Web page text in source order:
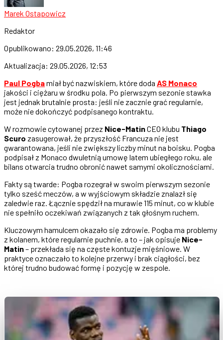
Marek Ostapowicz
Redaktor
Opublikowano: 29.05.2026, 11:46
Aktualizacja: 29.05.2026, 12:53
Paul Pogbamiał być nazwiskiem, które doda AS Monaco
jakości i ciężaru w środku pola. Po pierwszym sezonie stawka
jest jednak brutalnie prosta: jeśli nie zacznie grać regularnie,
może nie dokończyć podpisanego kontraktu.
W rozmowie cytowanej przez Nice-MatinCEO klubu Thiago
Scuro zasugerował, że przyszłość Francuza nie jest
gwarantowana, jeśli nie zwiększy liczby minut na boisku. Pogba
podpisał z Monaco dwuletnią umowę latem ubiegłego roku, ale
bilans otwarcia trudno obronić nawet samymi okolicznościami.
Fakty są twarde: Pogba rozegrał w swoim pierwszym sezonie
tylko sześć meczów, a w wyjściowym składzie znalazł się
zaledwie raz. Łącznie spędził na murawie 115 minut, co w klubie
nie spełniło oczekiwań związanych z tak głośnym ruchem.
Kluczowym hamulcem okazało się zdrowie. Pogba ma problemy
z kolanem, które regularnie puchnie, a to – jak opisuje Nice-
Matin– przekłada się na częste kontuzje mięśniowe. W
praktyce oznaczało to kolejne przerwy i brak ciągłości, bez
której trudno budować formę i pozycję w zespole.